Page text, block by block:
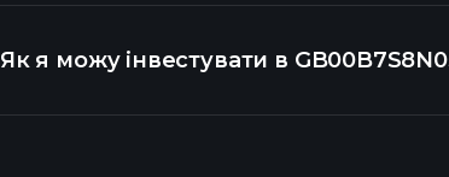
графіку GB00B7S8N055 фонд
Як я можу інвестувати в